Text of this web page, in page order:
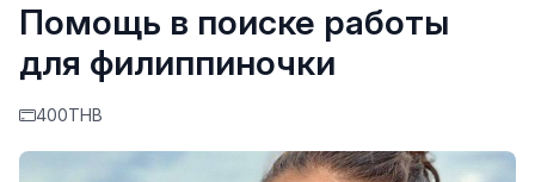
Помощь в поиске работы
для филиппиночки
400THB